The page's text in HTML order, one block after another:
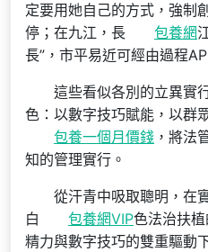
定要用她自己的方式，強制
停；在九江，長
包養網
長”，市平易近可經由過程
這些看似各別的立異實
色：以數字技巧賦能，以群
包養一個月價錢 ，將法
知的管理實行。
從汗青中吸取聰明，在
白
包養網VIP色法治扶
精力與數字技巧的雙重驅動